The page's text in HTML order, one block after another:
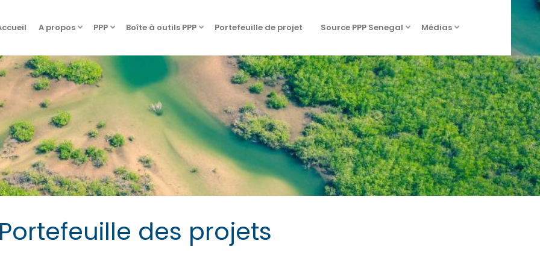
A propos PPP Boîte à outils PPP Portefeuille de projet Source PPP Senegal Médias
Portefeuille des projets